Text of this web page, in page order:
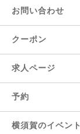
お問い合わせ
クーポン
求人ページ
予約
横須賀のイベント